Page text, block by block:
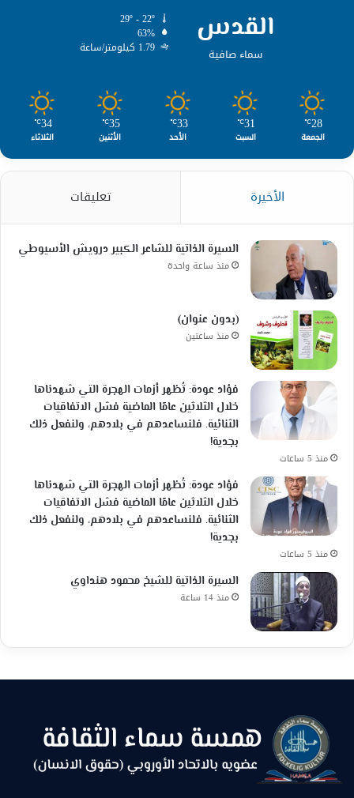
القدس
سماء صافية
63%
1.79 كيلومتر/ساعة
28
℃
الجمعة
31
℃
السبت
33
℃
الأحد
35
℃
الأثنين
34
℃
الثلاثاء
الأخيرة تعليقات
السيرة الذاتية للشاعر الكبير درويش الأسيوطي
منذ ساعة واحدة
(بدون عنوان)
منذ ساعتين
فؤاد عودة: تُظهر أزمات الهجرة التي شهدناها
خلال الثلاثين عامًا الماضية فشل الاتفاقيات
الثنائية. فلنساعدهم في بلادهم، ولنفعل ذلك
بجدية!
منذ 5 ساعات
فؤاد عودة: تُظهر أزمات الهجرة التي شهدناها
خلال الثلاثين عامًا الماضية فشل الاتفاقيات
الثنائية. فلنساعدهم في بلادهم، ولنفعل ذلك
بجدية!
منذ 5 ساعات
السيرة الذاتية للشيخ محمود هنداوي
منذ 14 ساعة